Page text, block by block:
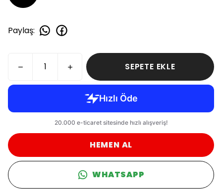
Paylaş:
SEPETE EKLE
HEMEN AL
WHATSAPP